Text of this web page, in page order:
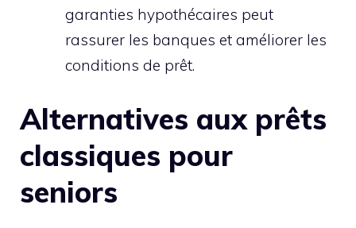
garanties hypothécaires peut
rassurer les banques et améliorer les
conditions de prêt.
Alternatives aux prêts
classiques pour
seniors